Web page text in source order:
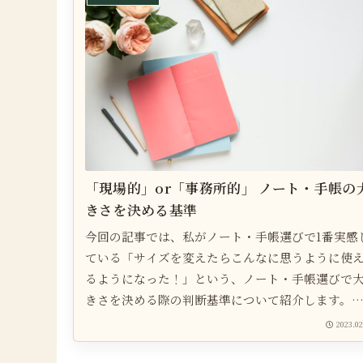
ていこうとしたものの上手く使いこなせなかった私
が、試行錯誤をしながら見つけた基準を紹介してい
きます。
「現場的」or「事務所的」 ノート・手帳の
きさを決める基準
今回の記事では、私がノート・手帳選びで1番実感
ている「サイズを変えたらこんなに思うように使え
るようになった！」という、ノート・手帳選びで
きさを決める際の判断基準について紹介します。毎
回、ノート・手帳選びに失敗してしまうという人は
ぜひ読んで今後の購入時の参考にしてみてくださ